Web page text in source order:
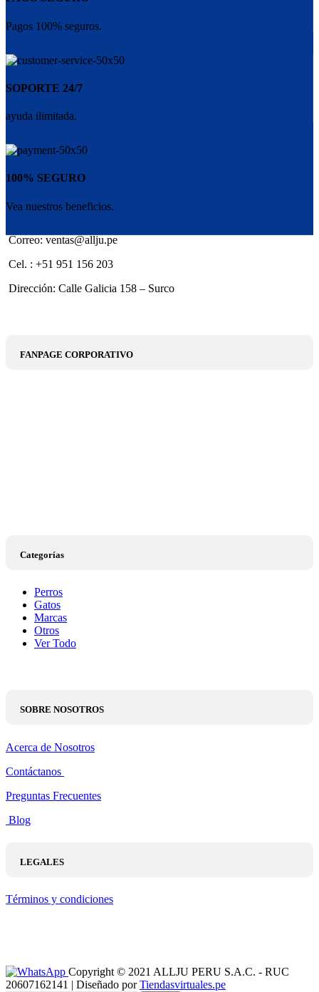
Pagos 100% seguros.
SOPORTE 24/7
ayuda ilimitada.
100% SEGURO
Vea nuestros beneficios.
Correo: ventas@allju.pe
Cel. : +51 951 156 203
Dirección: Calle Galicia 158 – Surco
FANPAGE CORPORATIVO
Categorías
Perros
Gatos
Marcas
Otros
Ver Todo
SOBRE NOSOTROS
Acerca de Nosotros
Contáctanos
Preguntas Frecuentes
Blog
LEGALES
Términos y condiciones
Copyright © 2021 ALLJU PERU S.A.C. - RUC
20607162141 | Diseñado porTiendasvirtuales.pe